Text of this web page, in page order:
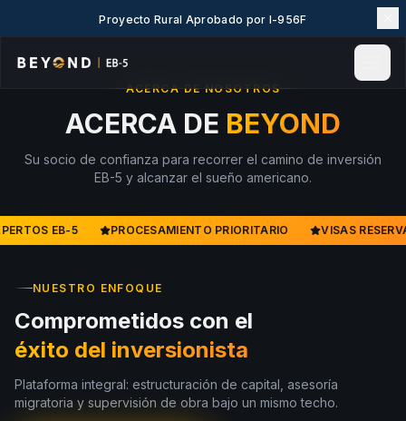
Proyecto Rural Aprobado por I-956F
Noticias e Insights
Eventos
Explorar EB-5
Wiki EB-5
Contacto
LANGUAGE
English 简体中文
繁體中文 Tiếng Việt
ACERCA DE NOSOTROS
ACERCA DE BEYOND
Su socio de confianza para recorrer el camino de inversión
EB-5 y alcanzar el sueño americano.
EB-5 PROCESAMIENTO PRIORITARIO VISAS
NUESTRO ENFOQUE
Comprometidos con el
éxito del inversionista
Plataforma integral: estructuración de capital, asesoría
migratoria y supervisión de obra bajo un mismo techo.